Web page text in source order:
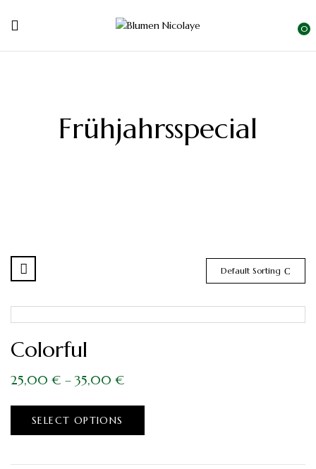
0
Frühjahrsspecial
Default Sorting
Colorful
25,00 € – 35,00 €
SELECT OPTIONS